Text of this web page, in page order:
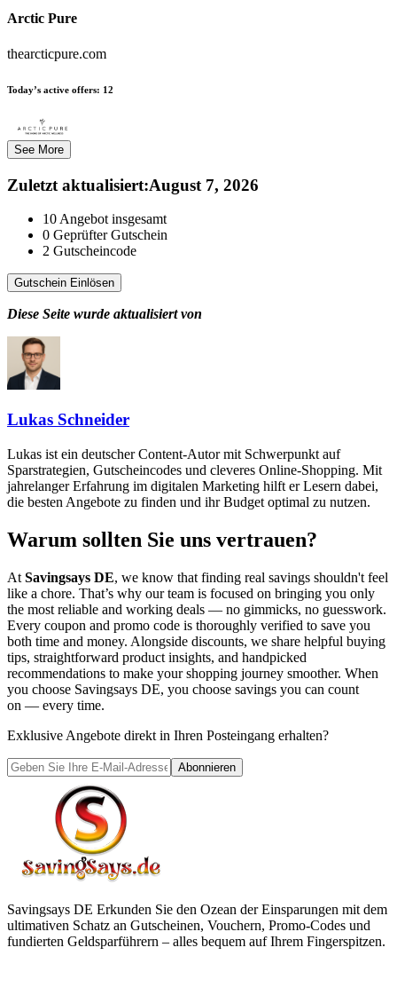
Arctic Pure
thearcticpure.com
Today’s active offers: 12
See More
Zuletzt aktualisiert:August 7, 2026
10Angebot insgesamt
0 Geprüfter Gutschein
2 Gutscheincode
Gutschein Einlösen
Diese Seite wurde aktualisiert von
Lukas Schneider
Lukas ist ein deutscher Content-Autor mit Schwerpunkt auf
Sparstrategien, Gutscheincodes und cleveres Online-Shopping. Mit
jahrelanger Erfahrung im digitalen Marketing hilft er Lesern dabei,
die besten Angebote zu finden und ihr Budget optimal zu nutzen.
Warum sollten Sie uns vertrauen?
At Savingsays DE, we know that finding real savings shouldn't feel
like a chore. That’s why our team is focused on bringing you only
the most reliable and working deals — no gimmicks, no guesswork.
Every coupon and promo code is thoroughly verified to save you
both time and money. Alongside discounts, we share helpful buying
tips, straightforward product insights, and handpicked
recommendations to make your shopping journey smoother. When
you choose Savingsays DE, you choose savings you can count
on — every time.
Exklusive Angebote direkt in Ihren Posteingang erhalten?
Abonnieren
Savingsays DE Erkunden Sie den Ozean der Einsparungen mit dem
ultimativen Schatz an Gutscheinen, Vouchern, Promo-Codes und
fundierten Geldsparführern – alles bequem auf Ihrem Fingerspitzen.